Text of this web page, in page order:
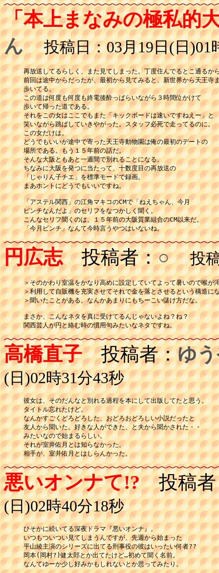
「本上まなみの極私的
ん 投稿日：03月19日(日)01
再放送してるらしく、また見てしまった。丁度住んでるとこ通るか
前回は途中からだったが、最初から見てみると、新世界から天王寺
歩いてる。
この道は何度も何度も終電後酔っぱらいながら３時間位かけて
歩いて帰った道である。
それをこの女はここでもまた「キックボードは速いですねえー」と
笑いながら跳ばしていきやがった。スタッフ必死で走ってるのに。
この女だけは。
どうでもいいが途中で寄った天王寺動物園は俺の最初のデートの
場所である。もう１５年前の話だ。
そんな大阪ともあと一週間で別れることになる。
ちなみに大阪を発つに当たって、十数度目の再放送の
「じゃりん子チエ」を標準モードで録画。
まあホントにどうでもいいですね。
「アステル関西」の江角マキコのCMで「ねえちゃん、今月
ピンチなんだよ」のセリフをなつかしく聞く。
こんなセリフ聞くのは、１５年前の大阪質業組合のCM以来だ。
「今月ピンチ」なんて今時言うやつはいないね。
円広志投稿者：○ 投稿
＞そのかわり室温をかなり高めに設定していてよって暑いので喉が
＞利用して自販機を充実させてそれで金を落とさせるという構造に
＞聞いたことがある。なんかあまりにもちーこい儲け方だな。
まさか、こんなネタを真に受けてるんじゃないよね？ね？
高橋直子投稿者：ゆ
(日)02時31分43秒
彼女は、そのだんなと別れる過程を本にして出版してたと思う。
タイトル忘れたけど。
なんかすごくどろどろした、おどろおどろしい小説だったと
友人から聞いた。好きな人ができた、と夫から聞かされた・・
みたいなので始まるらしい。
それが室井佑月とは知らなかった。
相手が、室井佑月とはしらんかった。
悪いオンナて!?投稿者
(日)02時40分18秒
ひそかに続いてる深夜ドラマ『悪いオンナ』。
いつもついつい見てしまうんですが、先週から始まった
平山綾主演のシリーズに出てる刑事役の彼はいったい何者??
岡本(岡村?)健太郎とか出てたけど…初めて聞く名前。
なんてゆーか少し好みかもしれないとか思ってみたり。